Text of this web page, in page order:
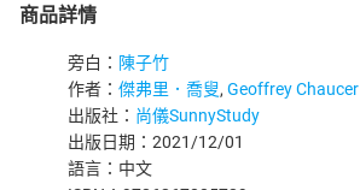
商品詳情
旁白： 陳子竹
作者： 傑弗里．喬叟, Geoffrey Chaucer
出版社： 尚儀SunnyStudy
出版日期：2021/12/01
語言：中文